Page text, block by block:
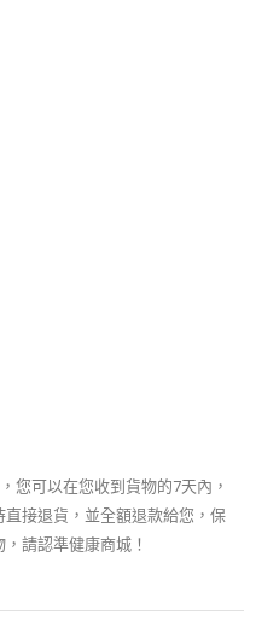
，您可以在您收到貨物的7天內，
接退貨，並全額退款給您，保
請認準健康商城！